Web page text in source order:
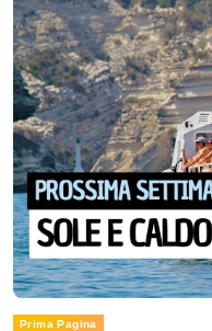
Prima Pagina